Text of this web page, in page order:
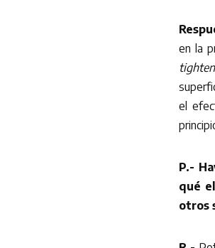
en la
el
P.-
qué
otros